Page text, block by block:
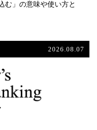
む」の意味や使い方と
2026.08.07